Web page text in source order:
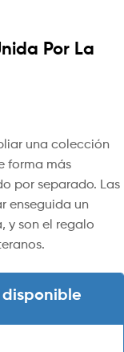
Por La
una colección
forma más
por separado. Las
enseguida un
y son el regalo